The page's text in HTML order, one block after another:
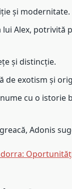
și modernitate.
Alex, potrivită
și distincție.
de exotism și
cu o istorie
Adonis